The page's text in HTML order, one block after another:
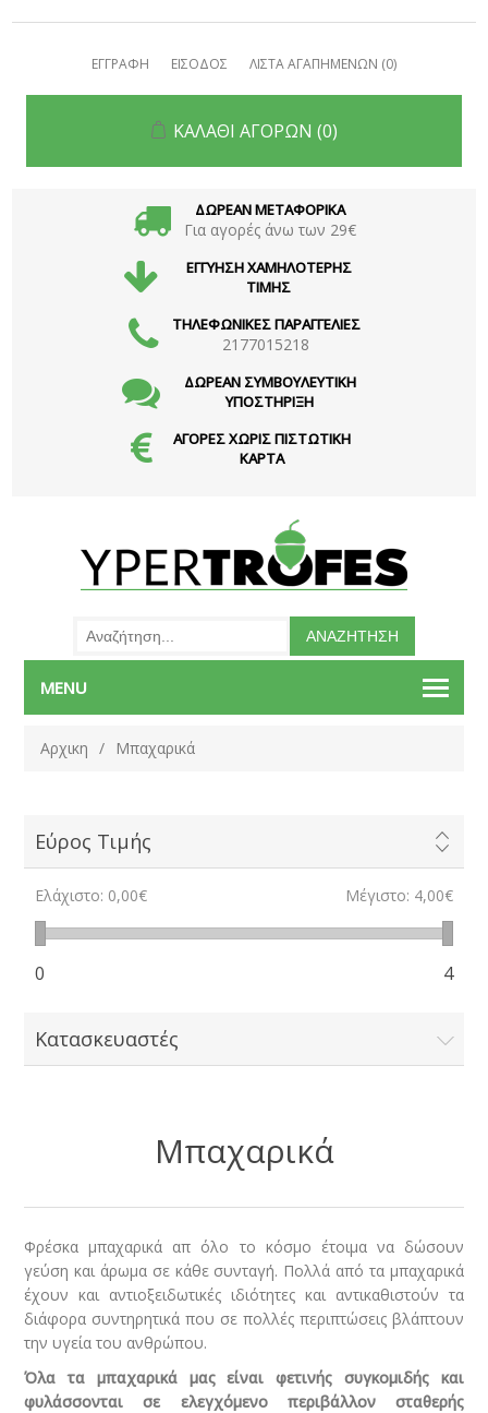
ΕΓΓΡΑΦΗ ΕΙΣΟΔΟΣ ΛΙΣΤΑ ΑΓΑΠΗΜΕΝΩΝ (0)
ΚΑΛΑΘΙ ΑΓΟΡΩΝ (0)
ΔΩΡΕΑΝ ΜΕΤΑΦΟΡΙΚΑ
Για αγορές άνω των 29€
ΕΓΓΥΗΣΗ ΧΑΜΗΛΟΤΕΡΗΣ
ΤΙΜΗΣ
ΤΗΛΕΦΩΝΙΚΕΣ ΠΑΡΑΓΓΕΛΙΕΣ
2177015218
ΔΩΡΕΑΝ ΣΥΜΒΟΥΛΕΥΤΙΚΗ
ΥΠΟΣΤΗΡΙΞΗ
ΑΓΟΡΕΣ ΧΩΡΙΣ ΠΙΣΤΩΤΙΚΗ
ΚΑΡΤΑ
MENU
Αρχικη / Μπαχαρικά
Εύρος Τιμής
Ελάχιστο: 0,00€ Μέγιστο: 4,00€
0 4
Κατασκευαστές
Μπαχαρικά
Φρέσκα μπαχαρικά απ όλο το κόσμο έτοιμα να δώσουν
γεύση και άρωμα σε κάθε συνταγή. Πολλά από τα μπαχαρικά
έχουν και αντιοξειδωτικές ιδιότητες και αντικαθιστούν τα
διάφορα συντηρητικά που σε πολλές περιπτώσεις βλάπτουν
την υγεία του ανθρώπου.
Όλα τα μπαχαρικά μας είναι φετινής συγκομιδής και
φυλάσσονται σε ελεγχόμενο περιβάλλον σταθερής